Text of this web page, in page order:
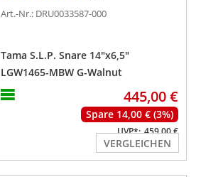
Art.-Nr.: DRU0033587-000
Tama S.L.P. Snare 14"x6,5"
LGW1465-MBW G-Walnut
445,00 €
Spare 14,00 € (3%)
UVP*: 459,00 €
VERGLEICHEN